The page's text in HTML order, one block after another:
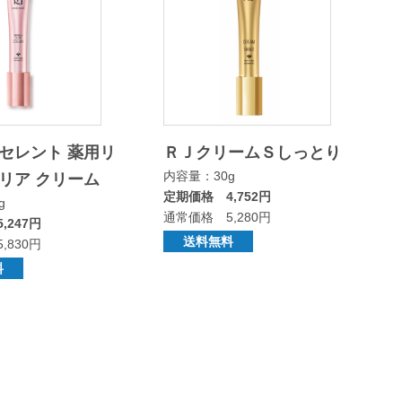
レント 薬用リ
ア クリーム
円
円
ＲＪクリームＳしっとり
内容量：30g
定期価格 4,752円
通常価格 5,280円
送料無料